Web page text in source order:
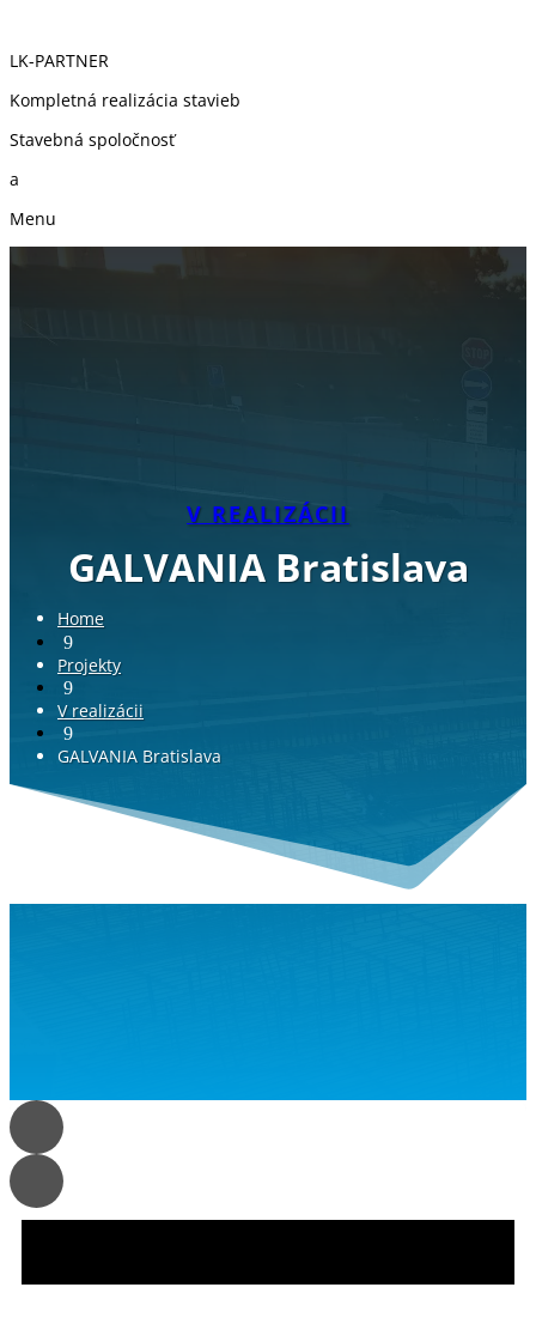
LK-PARTNER
Kompletná realizácia stavieb
Stavebná spoločnosť
a
Menu
V REALIZÁCII
GALVANIA Bratislava
Home
9
Projekty
9
V realizácii
9
GALVANIA Bratislava